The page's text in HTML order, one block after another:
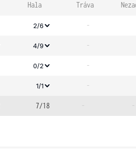
Hala Tráva
2/6 -
4/9 -
0/2 -
1/1 -
7/18 - -